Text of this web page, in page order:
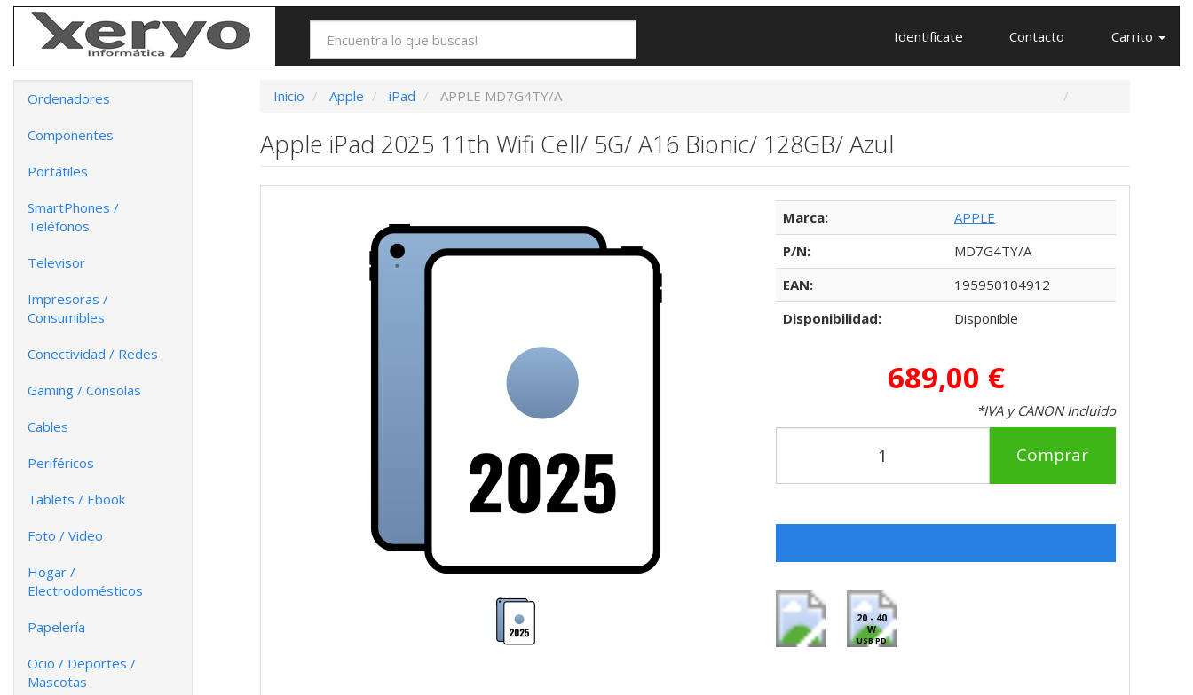
Identifícate Contacto Carrito
Ordenadores
Componentes
Portátiles
SmartPhones /
Teléfonos
Televisor
Impresoras /
Consumibles
Conectividad / Redes
Gaming / Consolas
Cables
Periféricos
Tablets / Ebook
Foto / Video
Hogar /
Electrodomésticos
Papelería
Ocio / Deportes /
Mascotas
Inicio Apple iPad APPLE MD7G4TY/A
Apple iPad 2025 11th Wifi Cell/ 5G/ A16 Bionic/ 128GB/ Azul
Marca:
APPLE
P/N:
MD7G4TY/A
EAN:
195950104912
Disponibilidad:
Disponible
689,00 €
*IVA y CANON Incluido
Comprar
20 - 40
W
USB PD